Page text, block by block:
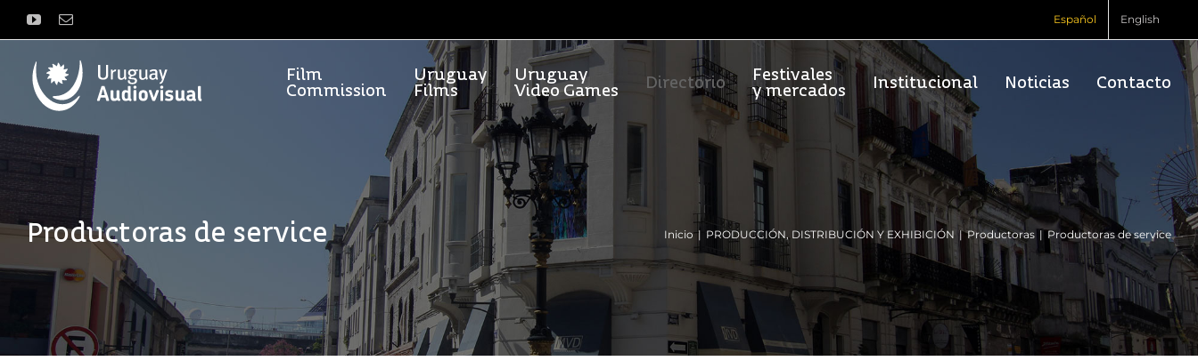
YouTubeCorreo
Español English
Film
Commission
Uruguay
Films
Uruguay
Video Games
Directorio
Festivales
y mercados
Institucional Noticias Contacto
Productoras de service Inicio PRODUCCIÓN, DISTRIBUCIÓN Y EXHIBICIÓN Productoras Productoras de service